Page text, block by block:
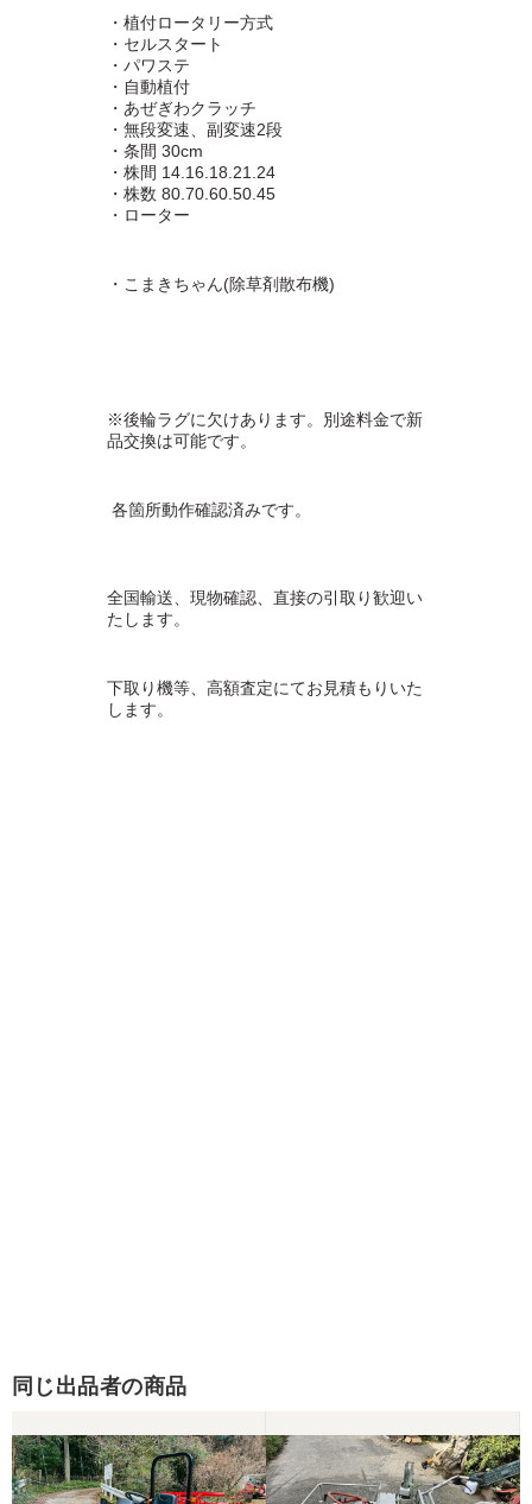
・植付ロータリー方式
・セルスタート
・パワステ
・自動植付
・あぜぎわクラッチ
・無段変速、副変速2段
・条間 30cm
・株間 14.16.18.21.24
・株数 80.70.60.50.45
・ローター
・こまきちゃん(除草剤散布機)
※後輪ラグに欠けあります。別途料金で新
品交換は可能です。
各箇所動作確認済みです。
全国輸送、現物確認、直接の引取り歓迎い
たします。
下取り機等、高額査定にてお見積もりいた
します。
同じ出品者の商品